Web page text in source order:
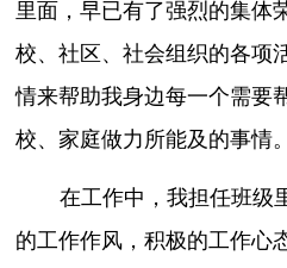
里面，早已有了强烈的集体
校、社区、社会组织的各项
情来帮助我身边每一个需要
校、家庭做力所能及的事情。
在工作中，我担任班级
的工作作风，积极的工作心